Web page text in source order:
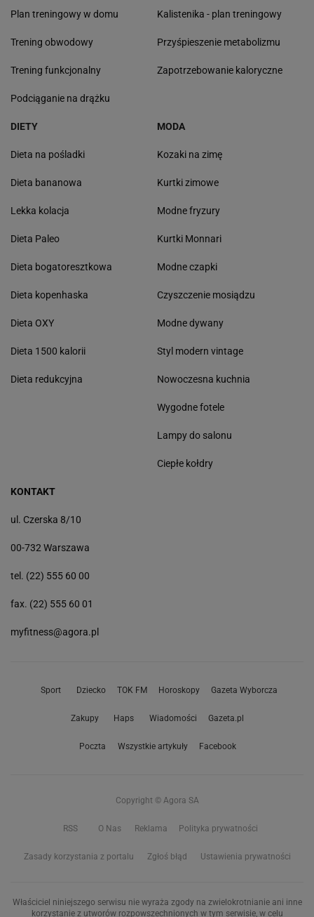
Plan treningowy w domu
Trening obwodowy
Trening funkcjonalny
Podciąganie na drążku
Kalistenika - plan treningowy
Przyśpieszenie metabolizmu
Zapotrzebowanie kaloryczne
DIETY
Dieta na pośladki
Dieta bananowa
Lekka kolacja
Dieta Paleo
Dieta bogatoresztkowa
Dieta kopenhaska
Dieta OXY
Dieta 1500 kalorii
Dieta redukcyjna
MODA
Kozaki na zimę
Kurtki zimowe
Modne fryzury
Kurtki Monnari
Modne czapki
Czyszczenie mosiądzu
Modne dywany
Styl modern vintage
Nowoczesna kuchnia
Wygodne fotele
Lampy do salonu
Ciepłe kołdry
KONTAKT
ul. Czerska 8/10
00-732 Warszawa
tel. (22) 555 60 00
fax. (22) 555 60 01
myfitness@agora.pl
Sport Dziecko TOK FM Horoskopy Gazeta Wyborcza
Zakupy Haps Wiadomości Gazeta.pl
Poczta Wszystkie artykuły Facebook
Copyright © Agora SA
RSS O Nas Reklama Polityka prywatności
Zasady korzystania z portalu Zgłoś błąd Ustawienia prywatności
Właściciel niniejszego serwisu nie wyraża zgody na zwielokrotnianie ani inne
korzystanie z utworów rozpowszechnionych w tym serwisie, w celu